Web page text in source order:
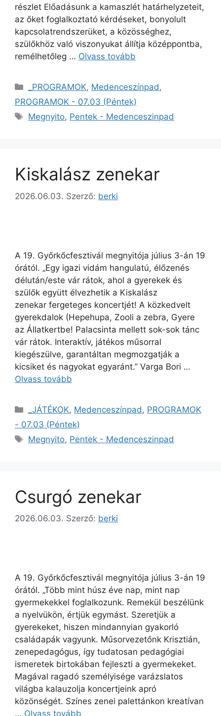
részlet Előadásunk a kamaszlét határhelyzeteit,
az őket foglalkoztató kérdéseket, bonyolult
kapcsolatrendszerüket, a közösséghez,
szülőkhöz való viszonyukat állítja középpontba,
remélhetőleg … Olvass tovább
_PROGRAMOK, Medenceszínpad,
PROGRAMOK - 07.03 (Péntek)
Megnyito, Pentek - Medenceszinpad
Kiskalász zenekar
2026.06.03. Szerző: berki
A 19. Győrkőcfesztivál megnyitója július 3-án 19
órától. „Egy igazi vidám hangulatú, élőzenés
délután/este vár rátok, ahol a gyerekek és
szülők együtt élvezhetik a Kiskalász
zenekar fergeteges koncertjét! A közkedvelt
gyerekdalok (Hepehupa, Zooli a zebra, Gyere
az Állatkertbe! Palacsinta mellett sok-sok tánc
vár rátok. Interaktív, játékos műsorral
kiegészülve, garantáltan megmozgatják a
kicsiket és nagyokat egyaránt.” Varga Bori …
Olvass tovább
_JÁTÉKOK, Medenceszínpad , PROGRAMOK
- 07.03 (Péntek)
Megnyito, Pentek - Medenceszinpad
Csurgó zenekar
2026.06.03. Szerző: berki
A 19. Győrkőcfesztivál megnyitója július 3-án 19
órától. „Több mint húsz éve nap, mint nap
gyermekekkel foglalkozunk. Remekül beszélünk
a nyelvükön, értjük egymást. Szeretjük a
gyerekeket, hiszen mindannyian gyakorló
családapák vagyunk. Műsorvezetőnk Krisztián,
zenepedagógus, így tudatosan pedagógiai
ismeretek birtokában fejleszti a gyermekeket.
Magával ragadó személyisége varázslatos
világba kalauzolja koncertjeink apró
közönségét. Színes zenei palettánkon kreatívan
… Olvass tovább